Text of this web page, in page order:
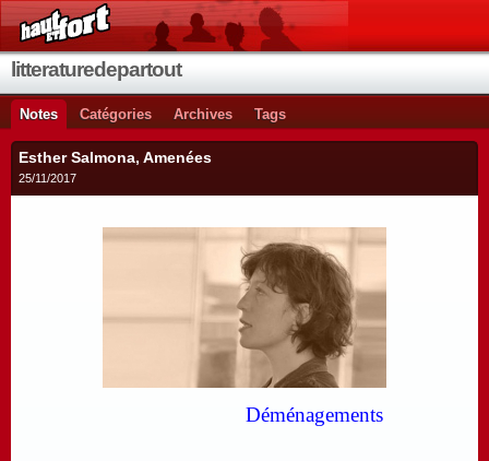
litteraturedepartout
Notes Catégories Archives Tags
Esther Salmona, Amenées
25/11/2017
Déménagements